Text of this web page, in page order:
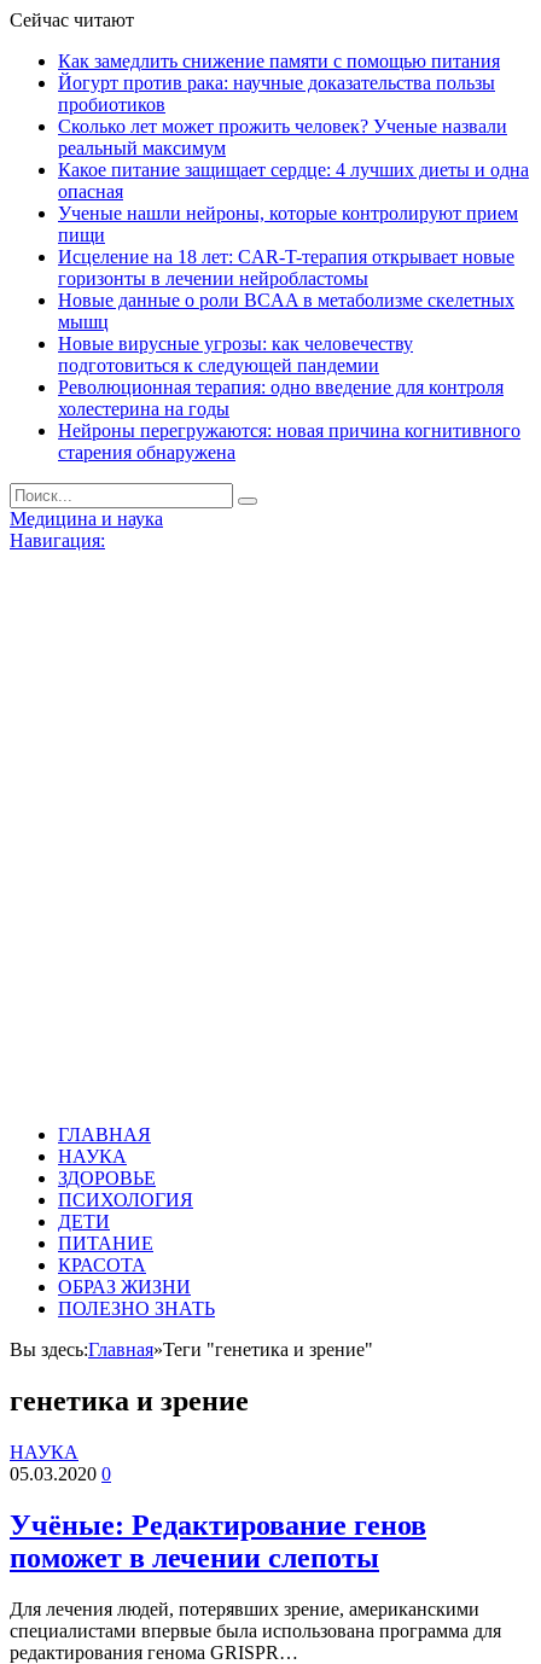
Сейчас читают
Как замедлить снижение памяти с помощью питания
Йогурт против рака: научные доказательства пользы
пробиотиков
Сколько лет может прожить человек? Ученые назвали
реальный максимум
Какое питание защищает сердце: 4 лучших диеты и одна
опасная
Ученые нашли нейроны, которые контролируют прием
пищи
Исцеление на 18 лет: CAR-T-терапия открывает новые
горизонты в лечении нейробластомы
Новые данные о роли BCAA в метаболизме скелетных
мышц
Новые вирусные угрозы: как человечеству
подготовиться к следующей пандемии
Революционная терапия: одно введение для контроля
холестерина на годы
Нейроны перегружаются: новая причина когнитивного
старения обнаружена
Медицина и наука
Навигация:
ГЛАВНАЯ
НАУКА
ЗДОРОВЬЕ
ПСИХОЛОГИЯ
ДЕТИ
ПИТАНИЕ
КРАСОТА
ОБРАЗ ЖИЗНИ
ПОЛЕЗНО ЗНАТЬ
Вы здесь:Главная»Теги "генетика и зрение"
генетика и зрение
НАУКА
05.03.2020 0
Учёные: Редактирование генов
поможет в лечении слепоты
Для лечения людей, потерявших зрение, американскими
специалистами впервые была использована программа для
редактирования генома GRISPR…